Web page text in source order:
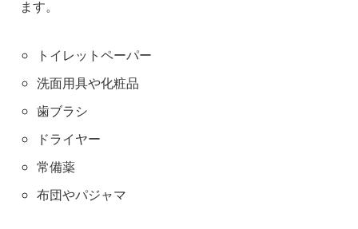
ます。
トイレットペーパー
洗面用具や化粧品
歯ブラシ
ドライヤー
常備薬
布団やパジャマ